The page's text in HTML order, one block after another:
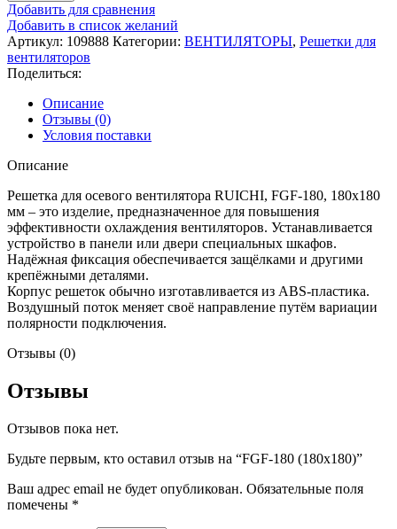
Добавить для сравнения
Добавить в список желаний
Артикул: 109888 Категории: ВЕНТИЛЯТОРЫ, Решетки для
вентиляторов
Поделиться:
Описание
Отзывы (0)
Условия поставки
Описание
Решетка для осевого вентилятора RUICHI, FGF-180, 180х180
мм – это изделие, предназначенное для повышения
эффективности охлаждения вентиляторов. Устанавливается
устройство в панели или двери специальных шкафов.
Надёжная фиксация обеспечивается защёлками и другими
крепёжными деталями.
Корпус решеток обычно изготавливается из ABS-пластика.
Воздушный поток меняет своё направление путём вариации
полярности подключения.
Отзывы (0)
Отзывы
Отзывов пока нет.
Будьте первым, кто оставил отзыв на “FGF-180 (180х180)”
Ваш адрес email не будет опубликован. Обязательные поля
помечены *